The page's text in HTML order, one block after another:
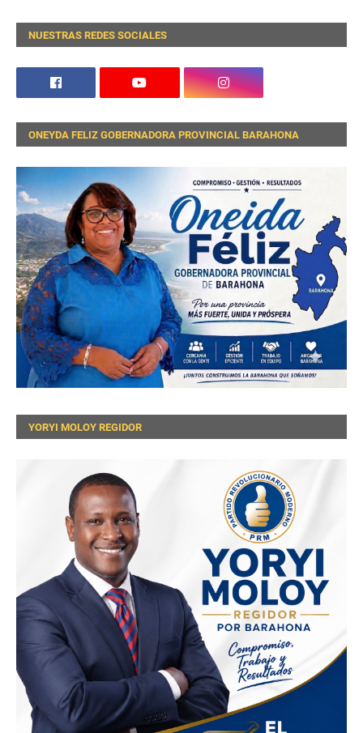
NUESTRAS REDES SOCIALES
ONEYDA FELIZ GOBERNADORA PROVINCIAL BARAHONA
YORYI MOLOY REGIDOR